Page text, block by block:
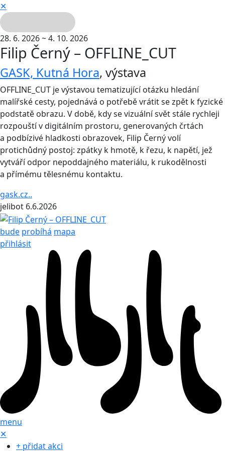
✕
28. 6. 2026 ~ 4. 10. 2026
Filip Černý – OFFLINE_CUT
GASK, Kutná Hora, výstava
OFFLINE_CUT je výstavou tematizující otázku hledání
malířské cesty, pojednává o potřebě vrátit se zpět k fyzické
podstatě obrazu. V době, kdy se vizuální svět stále rychleji
rozpouští v digitálním prostoru, generovaných črtách
a podbízivé hladkosti obrazovek, Filip Černý volí
protichůdný postoj: zpátky k hmotě, k řezu, k napětí, jež
vytváří odpor nepoddajného materiálu, k rukodělnosti
a přímému tělesnému kontaktu.
gask.cz..
jelibot 6.6.2026
bude probíhá mapa
přihlásit
menu
✕
+ přidat akci